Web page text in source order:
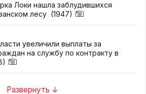
Локи нашла заблудившихся
лесу (1947)
увеличили выплаты за
на службу по контракту в
Развернуть ↓